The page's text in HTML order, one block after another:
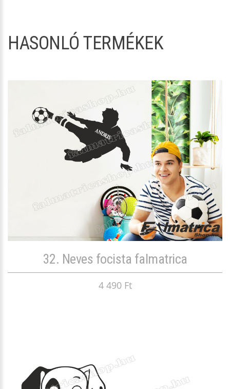
HASONLÓ TERMÉKEK
32. Neves focista falmatrica
4 490 Ft